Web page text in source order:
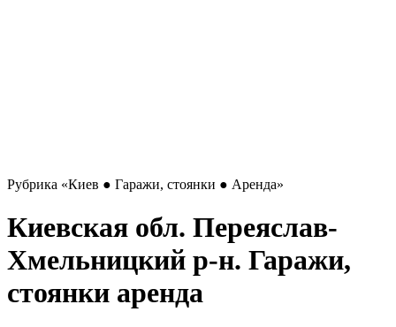
Рубрика «Киев ● Гаражи, стоянки ● Аренда»
Киевская обл. Переяслав-
Хмельницкий р-н. Гаражи,
стоянки аренда